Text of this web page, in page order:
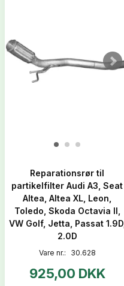
Reparationsrør til
partikelfilter Audi A3, Seat
Altea, Altea XL, Leon,
Toledo, Skoda Octavia II,
VW Golf, Jetta, Passat 1.9D,
2.0D
Vare nr.: 30.628
925,00 DKK